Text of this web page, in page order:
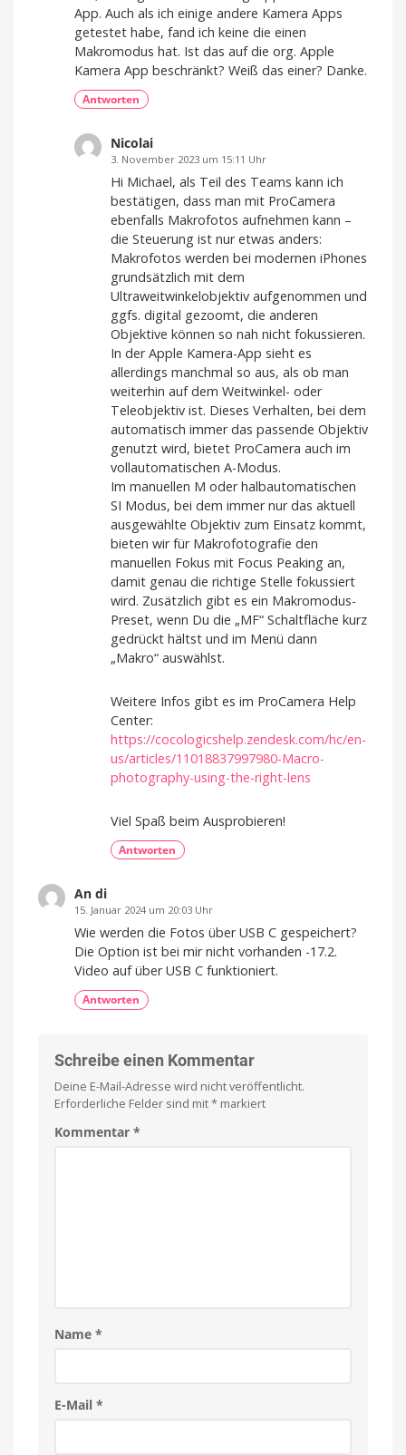
App. Auch als ich einige andere Kamera Apps
getestet habe, fand ich keine die einen
Makromodus hat. Ist das auf die org. Apple
Kamera App beschränkt? Weiß das einer? Danke.
Antworten
Nicolai
3. November 2023 um 15:11 Uhr
Hi Michael, als Teil des Teams kann ich
bestätigen, dass man mit ProCamera
ebenfalls Makrofotos aufnehmen kann –
die Steuerung ist nur etwas anders:
Makrofotos werden bei modernen iPhones
grundsätzlich mit dem
Ultraweitwinkelobjektiv aufgenommen und
ggfs. digital gezoomt, die anderen
Objektive können so nah nicht fokussieren.
In der Apple Kamera-App sieht es
allerdings manchmal so aus, als ob man
weiterhin auf dem Weitwinkel- oder
Teleobjektiv ist. Dieses Verhalten, bei dem
automatisch immer das passende Objektiv
genutzt wird, bietet ProCamera auch im
vollautomatischen A-Modus.
Im manuellen M oder halbautomatischen
SI Modus, bei dem immer nur das aktuell
ausgewählte Objektiv zum Einsatz kommt,
bieten wir für Makrofotografie den
manuellen Fokus mit Focus Peaking an,
damit genau die richtige Stelle fokussiert
wird. Zusätzlich gibt es ein Makromodus-
Preset, wenn Du die „MF“ Schaltfläche kurz
gedrückt hältst und im Menü dann
„Makro“ auswählst.
Weitere Infos gibt es im ProCamera Help
Center:
https://cocologicshelp.zendesk.com/hc/en-
us/articles/11018837997980-Macro-
photography-using-the-right-lens
Viel Spaß beim Ausprobieren!
Antworten
An di
15. Januar 2024 um 20:03 Uhr
Wie werden die Fotos über USB C gespeichert?
Die Option ist bei mir nicht vorhanden -17.2.
Video auf über USB C funktioniert.
Antworten
Schreibe einen Kommentar
Deine E-Mail-Adresse wird nicht veröffentlicht.
Erforderliche Felder sind mit* markiert
Kommentar *
Name *
E-Mail *